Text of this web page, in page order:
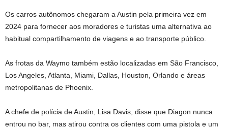
Os carros autônomos chegaram a Austin pela primeira vez em
2024 para fornecer aos moradores e turistas uma alternativa ao
habitual compartilhamento de viagens e ao transporte público.
As frotas da Waymo também estão localizadas em São Francisco,
Los Angeles, Atlanta, Miami, Dallas, Houston, Orlando e áreas
metropolitanas de Phoenix.
A chefe de polícia de Austin, Lisa Davis, disse que Diagon nunca
entrou no bar, mas atirou contra os clientes com uma pistola e um